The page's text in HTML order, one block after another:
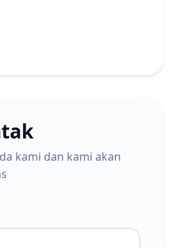
kami dan kami akan